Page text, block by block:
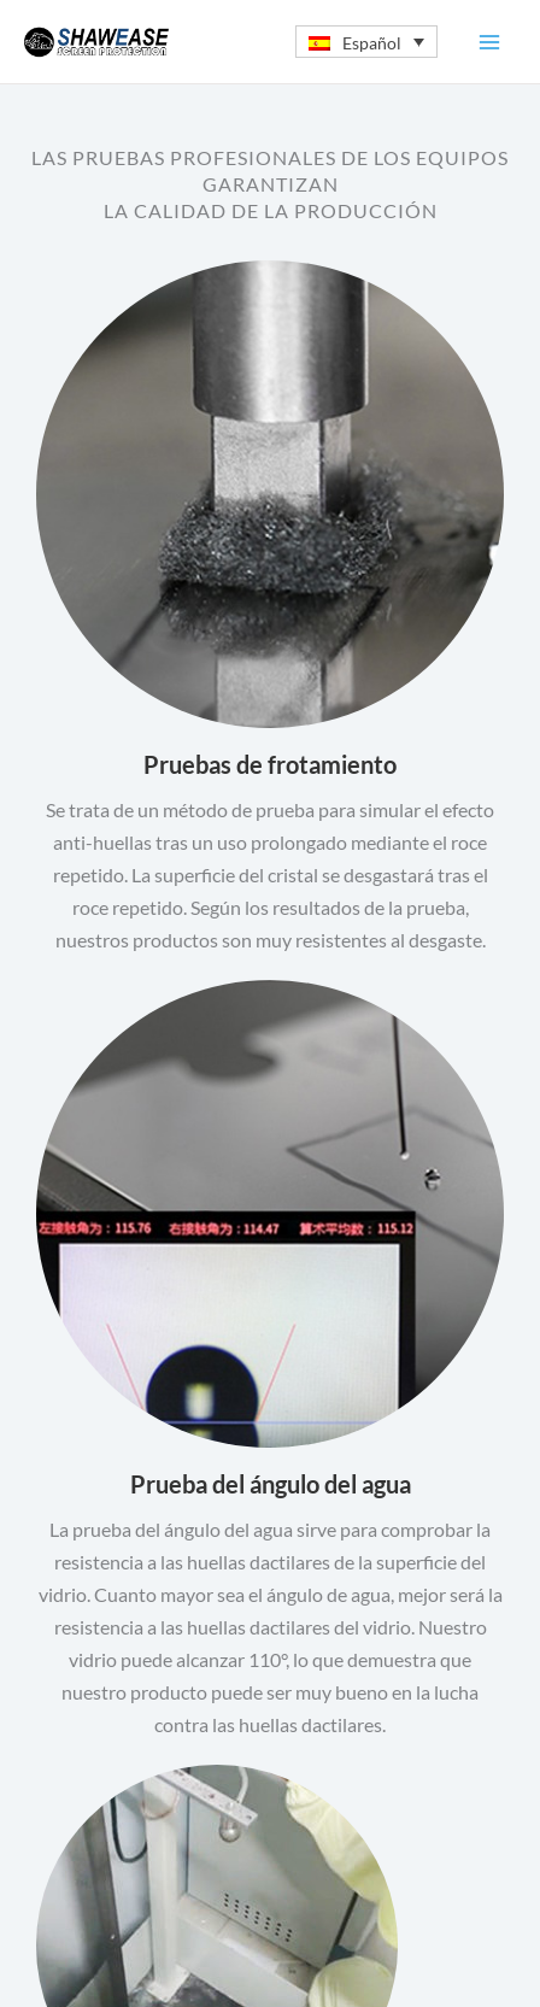
contenido
Español
LAS PRUEBAS PROFESIONALES DE LOS EQUIPOS
GARANTIZAN
LA CALIDAD DE LA PRODUCCIÓN
Pruebas de frotamiento
Se trata de un método de prueba para simular el efecto
anti-huellas tras un uso prolongado mediante el roce
repetido. La superficie del cristal se desgastará tras el
roce repetido. Según los resultados de la prueba,
nuestros productos son muy resistentes al desgaste.
Prueba del ángulo del agua
La prueba del ángulo del agua sirve para comprobar la
resistencia a las huellas dactilares de la superficie del
vidrio. Cuanto mayor sea el ángulo de agua, mejor será la
resistencia a las huellas dactilares del vidrio. Nuestro
vidrio puede alcanzar 110°, lo que demuestra que
nuestro producto puede ser muy bueno en la lucha
contra las huellas dactilares.